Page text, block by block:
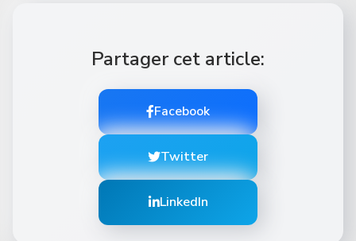
Partager cet article:
Facebook
Twitter
LinkedIn